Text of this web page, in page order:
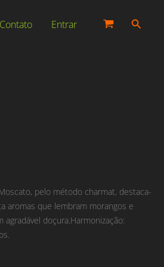
Contato Entrar
pelo método charmat, destaca-
aromas que lembram morangos e
doçura.Harmonização: